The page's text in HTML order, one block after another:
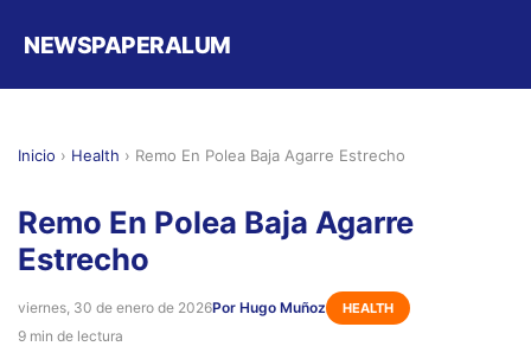
NEWSPAPERALUM
Inicio › Health › Remo En Polea Baja Agarre Estrecho
Remo En Polea Baja Agarre
Estrecho
viernes, 30 de enero de 2026Por Hugo Muñoz HEALTH
9 min de lectura